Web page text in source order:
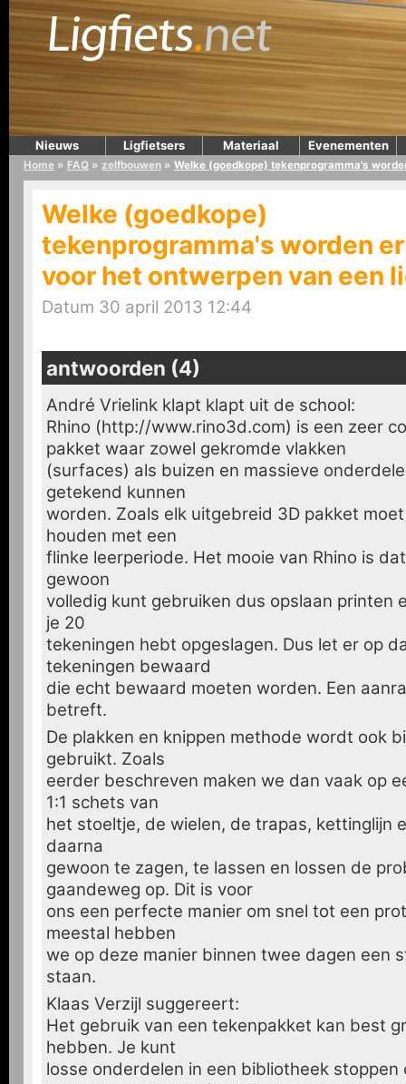
Nieuws Ligfietsers Materiaal Evenementen
Home » FAQ » zelfbouwen » Welke (goedkope) tekenprogramma's
Welke (goedkope)
tekenprogramma's worden
voor het ontwerpen van een
Datum 30 april 2013 12:44
antwoorden (4)
André Vrielink klapt klapt uit de school:
Rhino (http://www.rino3d.com) is een zeer
pakket waar zowel gekromde vlakken
(surfaces) als buizen en massieve
getekend kunnen
worden. Zoals elk uitgebreid 3D pakket
houden met een
flinke leerperiode. Het mooie van Rhino is
gewoon
volledig kunt gebruiken dus opslaan printen
je 20
tekeningen hebt opgeslagen. Dus let er op
tekeningen bewaard
die echt bewaard moeten worden. Een
betreft.
De plakken en knippen methode wordt ook
gebruikt. Zoals
eerder beschreven maken we dan vaak op
1:1 schets van
het stoeltje, de wielen, de trapas, kettinglijn
daarna
gewoon te zagen, te lassen en lossen de
gaandeweg op. Dit is voor
ons een perfecte manier om snel tot een
meestal hebben
we op deze manier binnen twee dagen een
staan.
Klaas Verzijl suggereert:
Het gebruik van een tekenpakket kan best
hebben. Je kunt
losse onderdelen in een bibliotheek stoppen